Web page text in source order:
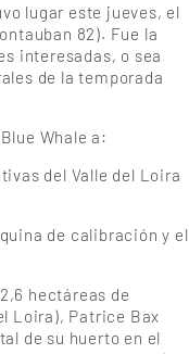
lugar este jueves, el
82). Fue la
interesadas, o sea
de la temporada
Whale a:
del Valle del Loira
de calibración y el
hectáreas de
Loira), Patrice Bax
de su huerto en el